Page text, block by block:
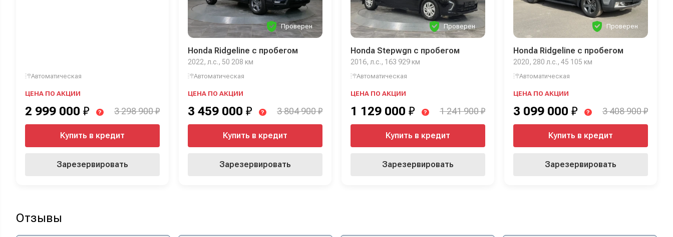
Автоматическая
ЦЕНА ПО АКЦИИ
2 999 000 ₽ ? 3 298 900 ₽
Купить в кредит
Зарезервировать
Проверен
Honda Ridgeline с пробегом
2022, л.с., 50 208 км
Автоматическая
ЦЕНА ПО АКЦИИ
3 459 000 ₽ ? 3 804 900 ₽
Купить в кредит
Зарезервировать
Проверен
Honda Stepwgn с пробегом
2016, л.с., 163 929 км
Автоматическая
ЦЕНА ПО АКЦИИ
1 129 000 ₽ ? 1 241 900 ₽
Купить в кредит
Зарезервировать
Проверен
Honda Ridgeline с пробегом
2020, 280 л.с., 45 105 км
Автоматическая
ЦЕНА ПО АКЦИИ
3 099 000 ₽ ? 3 408 900 ₽
Купить в кредит
Зарезервировать
Отзывы